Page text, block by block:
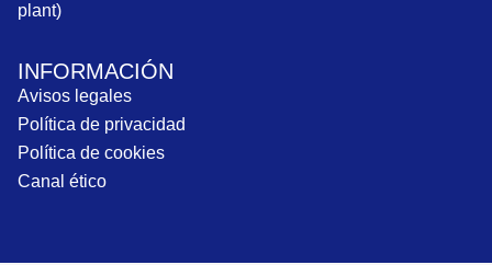
plant)
INFORMACIÓN
Avisos legales
Política de privacidad
Política de cookies
Canal ético